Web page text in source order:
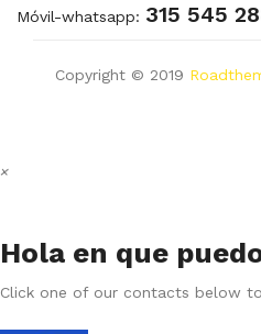
Móvil-whatsapp: 315 545
Copyright © 2019
×
Hola en que
Click one of our contacts below